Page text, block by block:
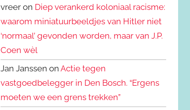
vreer on Diep verankerd koloniaal racisme:
waarom miniatuurbeeldjes van Hitler niet
‘normaal’ gevonden worden, maar van J.P.
Coen wèl
Jan Janssen onActie tegen
vastgoedbelegger in Den Bosch. “Ergens
moeten we een grens trekken”